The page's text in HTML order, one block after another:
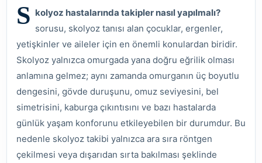
S kolyoz hastalarında takipler nasıl yapılmalı?
sorusu, skolyoz tanısı alan çocuklar, ergenler,
yetişkinler ve aileler için en önemli konulardan biridir.
Skolyoz yalnızca omurgada yana doğru eğrilik olması
anlamına gelmez; aynı zamanda omurganın üç boyutlu
dengesini, gövde duruşunu, omuz seviyesini, bel
simetrisini, kaburga çıkıntısını ve bazı hastalarda
günlük yaşam konforunu etkileyebilen bir durumdur. Bu
nedenle skolyoz takibi yalnızca ara sıra röntgen
çekilmesi veya dışarıdan sırta bakılması şeklinde